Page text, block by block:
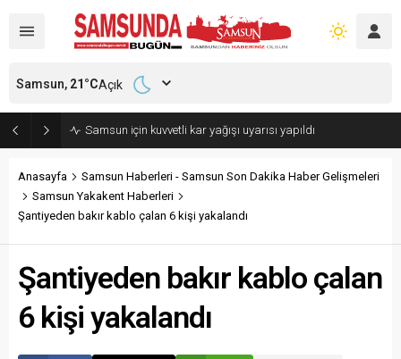
Samsun’da polisi alarma geçiren tatbikat
Samsun, 21 °CAçık
Anasayfa
Samsun Haberleri - Samsun Son Dakika Haber Gelişmeleri
Samsun Yakakent Haberleri
Şantiyeden bakır kablo çalan 6 kişi yakalandı
Şantiyeden bakır kablo çalan
6 kişi yakalandı